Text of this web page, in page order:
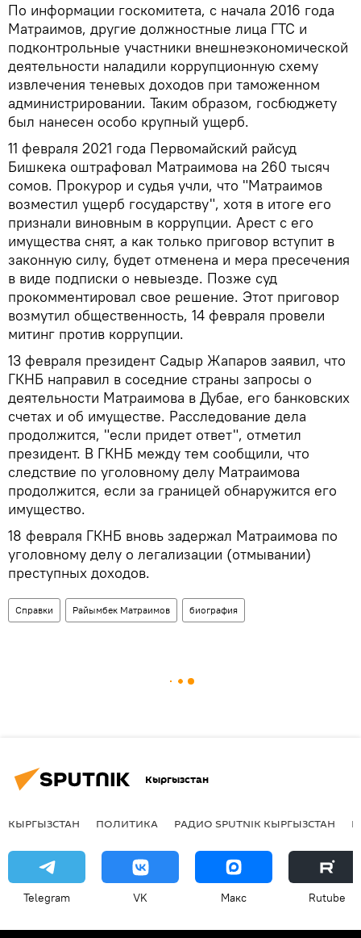
По информации госкомитета, с начала 2016 года
Матраимов, другие должностные лица ГТС и
подконтрольные участники внешнеэкономической
деятельности наладили коррупционную схему
извлечения теневых доходов при таможенном
администрировании. Таким образом, госбюджету
был нанесен особо крупный ущерб.
11 февраля 2021 года Первомайский райсуд
Бишкека оштрафовал Матраимова на 260 тысяч
сомов. Прокурор и судья учли, что "Матраимов
возместил ущерб государству", хотя в итоге его
признали виновным в коррупции. Арест с его
имущества снят, а как только приговор вступит в
законную силу, будет отменена и мера пресечения
в виде подписки о невыезде. Позже суд
прокомментировал свое решение. Этот приговор
возмутил общественность, 14 февраля провели
митинг против коррупции.
13 февраля президент Садыр Жапаров заявил, что
ГКНБ направил в соседние страны запросы о
деятельности Матраимова в Дубае, его банковских
счетах и об имуществе. Расследование дела
продолжится, "если придет ответ", отметил
президент. В ГКНБ между тем сообщили, что
следствие по уголовному делу Матраимова
продолжится, если за границей обнаружится его
имущество.
18 февраля ГКНБ вновь задержал Матраимова по
уголовному делу о легализации (отмывании)
преступных доходов.
Справки Райымбек Матраимов биография
Кыргызстан
КЫРГЫЗСТАН ПОЛИТИКА РАДИО SPUTNIK КЫРГЫЗСТАН
Telegram VK Макс Rutube